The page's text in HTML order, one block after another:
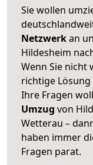
Sie wollen
Netzwerkan
Hildesheim
Wenn Sie nicht
richtige
Ihre Fragen
Umzug von
Wetterau –
haben immer
Fragen parat.